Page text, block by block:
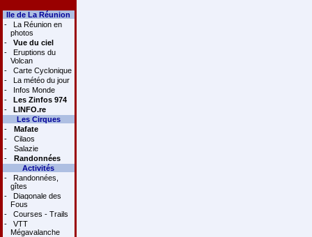
Ile de La Réunion
-
La Réunion en
photos
-
Vue du ciel
-
Eruptions du
Volcan
-
Carte Cyclonique
-
La météo du jour
-
Infos Monde
-
Les Zinfos 974
-
LINFO.re
Les Cirques
-
Mafate
-
Cilaos
-
Salazie
-
Randonnées
Activités
-
Randonnées,
gîtes
-
Diagonale des
Fous
-
Courses - Trails
-
VTT
Mégavalanche